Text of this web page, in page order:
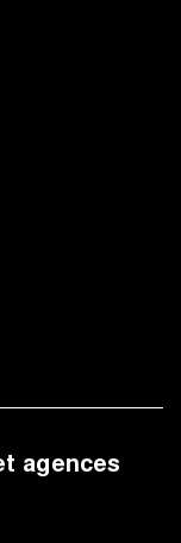
agences